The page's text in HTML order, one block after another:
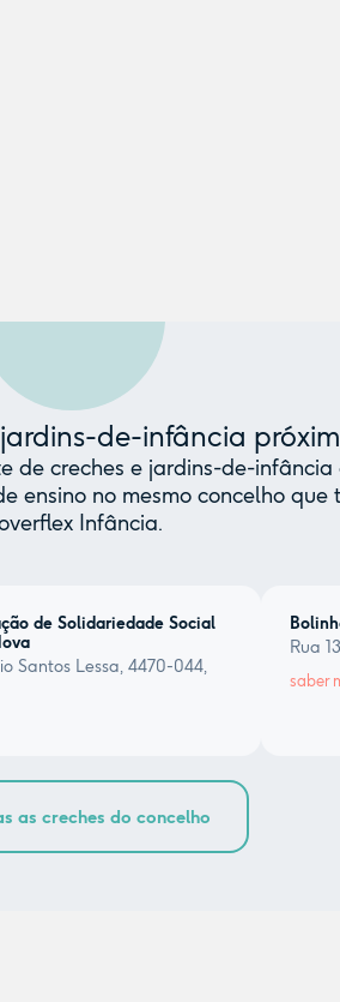
de-infância
de creches e jardins-de-
ensino no mesmo concelho
Infância.
de Solidariedade Social
Santos Lessa, 4470-044,
Rua
saber
as creches do concelho